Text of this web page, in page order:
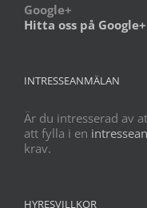
Google+
Hitta oss på Google+
INTRESSEANMÄLAN
Är du intresserad av
att fylla i en
krav.
HYRESVILLKOR